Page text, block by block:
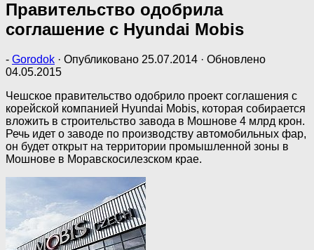
Правительство одобрила
соглашение с Hyundai Mobis
- Gorodok · Опубликовано 25.07.2014 · Обновлено
04.05.2015
Чешское правительство одобрило проект соглашения с
корейской компанией Hyundai Mobis, которая собирается
вложить в строительство завода в Мошнове 4 млрд крон.
Речь идет о заводе по производству автомобильных фар,
он будет открыт на территории промышленной зоны в
Мошнове в Моравскосилезском крае.